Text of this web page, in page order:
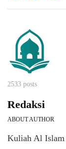
2533 posts
Redaksi
ABOUT AUTHOR
Kuliah Al Islam